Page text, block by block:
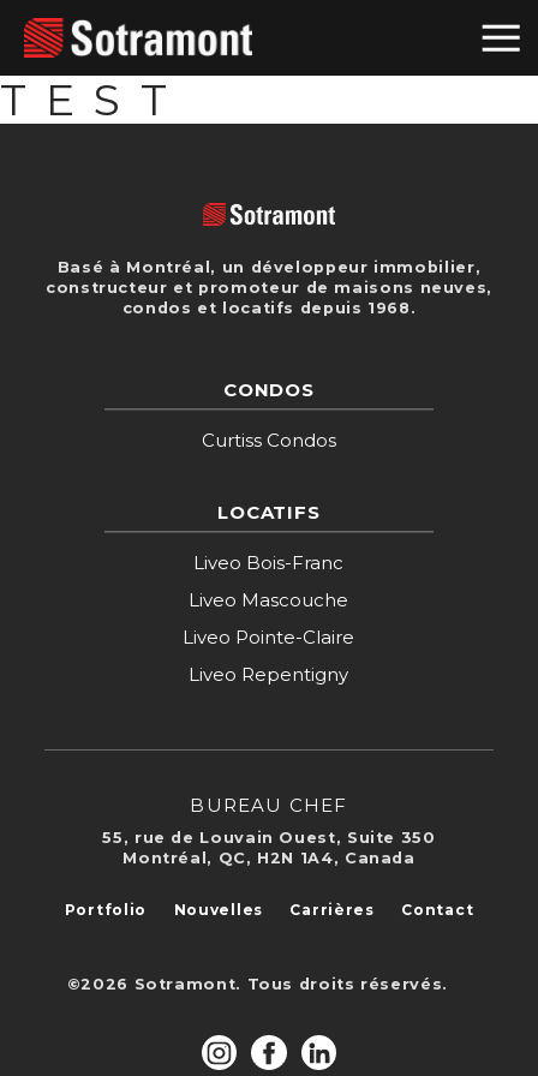
TEST
Basé à Montréal, un développeur immobilier,
constructeur et promoteur de maisons neuves,
condos et locatifs depuis 1968.
CONDOS
Curtiss Condos
LOCATIFS
Liveo Bois-Franc
Liveo Mascouche
Liveo Pointe-Claire
Liveo Repentigny
BUREAU CHEF
55, rue de Louvain Ouest, Suite 350
Montréal, QC, H2N 1A4, Canada
Portfolio Nouvelles Carrières Contact
©2026 Sotramont. Tous droits réservés.